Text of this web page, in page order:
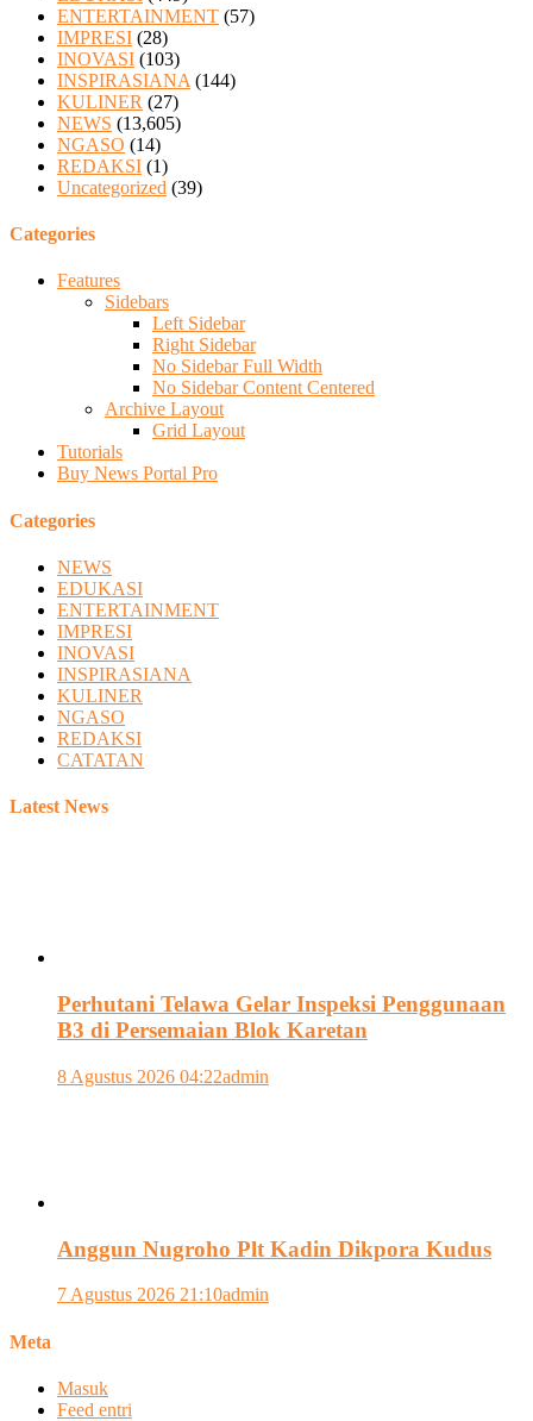
ENTERTAINMENT (57)
IMPRESI (28)
INOVASI (103)
INSPIRASIANA (144)
KULINER (27)
NEWS (13,605)
NGASO (14)
REDAKSI (1)
Uncategorized (39)
Categories
Features
Sidebars
Left Sidebar
Right Sidebar
No Sidebar Full Width
No Sidebar Content Centered
Archive Layout
Grid Layout
Tutorials
Buy News Portal Pro
Categories
NEWS
EDUKASI
ENTERTAINMENT
IMPRESI
INOVASI
INSPIRASIANA
KULINER
NGASO
REDAKSI
CATATAN
Latest News
Perhutani Telawa Gelar Inspeksi Penggunaan
B3 di Persemaian Blok Karetan
8 Agustus 2026 04:22admin
Anggun Nugroho Plt Kadin Dikpora Kudus
7 Agustus 2026 21:10admin
Meta
Masuk
Feed entri